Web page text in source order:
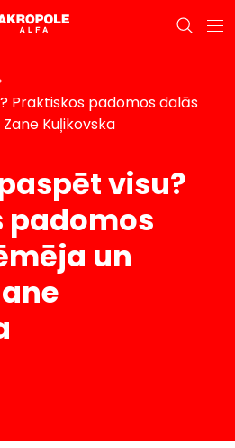
Praktiskos padomos dalās
Kuļikovska
visu?
padomos
un